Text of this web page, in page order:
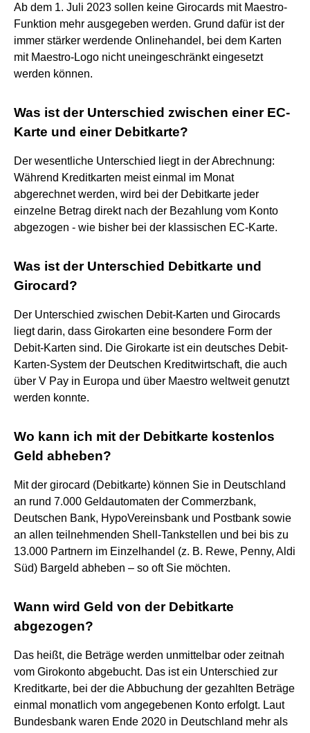
Ab dem 1. Juli 2023 sollen keine Girocards mit Maestro-
Funktion mehr ausgegeben werden. Grund dafür ist der
immer stärker werdende Onlinehandel, bei dem Karten
mit Maestro-Logo nicht uneingeschränkt eingesetzt
werden können.
Was ist der Unterschied zwischen einer EC-
Karte und einer Debitkarte?
Der wesentliche Unterschied liegt in der Abrechnung:
Während Kreditkarten meist einmal im Monat
abgerechnet werden, wird bei der Debitkarte jeder
einzelne Betrag direkt nach der Bezahlung vom Konto
abgezogen - wie bisher bei der klassischen EC-Karte.
Was ist der Unterschied Debitkarte und
Girocard?
Der Unterschied zwischen Debit-Karten und Girocards
liegt darin, dass Girokarten eine besondere Form der
Debit-Karten sind. Die Girokarte ist ein deutsches Debit-
Karten-System der Deutschen Kreditwirtschaft, die auch
über V Pay in Europa und über Maestro weltweit genutzt
werden konnte.
Wo kann ich mit der Debitkarte kostenlos
Geld abheben?
Mit der girocard (Debitkarte) können Sie in Deutschland
an rund 7.000 Geldautomaten der Commerzbank,
Deutschen Bank, HypoVereinsbank und Postbank sowie
an allen teilnehmenden Shell-Tankstellen und bei bis zu
13.000 Partnern im Einzelhandel (z. B. Rewe, Penny, Aldi
Süd) Bargeld abheben – so oft Sie möchten.
Wann wird Geld von der Debitkarte
abgezogen?
Das heißt, die Beträge werden unmittelbar oder zeitnah
vom Girokonto abgebucht. Das ist ein Unterschied zur
Kreditkarte, bei der die Abbuchung der gezahlten Beträge
einmal monatlich vom angegebenen Konto erfolgt. Laut
Bundesbank waren Ende 2020 in Deutschland mehr als